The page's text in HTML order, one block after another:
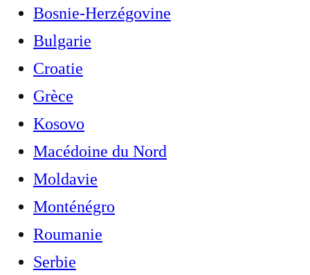
Bosnie-Herzégovine
Bulgarie
Croatie
Grèce
Kosovo
Macédoine du Nord
Moldavie
Monténégro
Roumanie
Serbie